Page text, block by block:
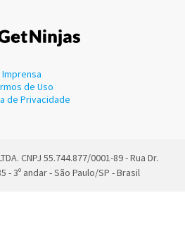
Imprensa
de Uso
de Privacidade
CNPJ 55.744.877/0001-89 - Rua Dr.
- 3º andar - São Paulo/SP - Brasil